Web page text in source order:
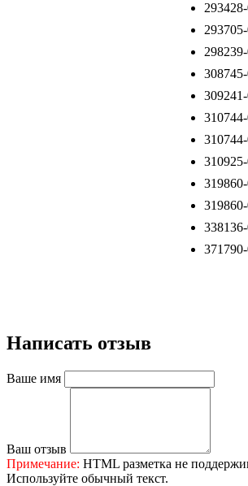
308745-
309241-
310744-
310925-
319860-
338136-
371790-
Написать отзыв
Ваше имя
Ваш отзыв
Примечание: HTML разметка не
Используйте обычный текст.